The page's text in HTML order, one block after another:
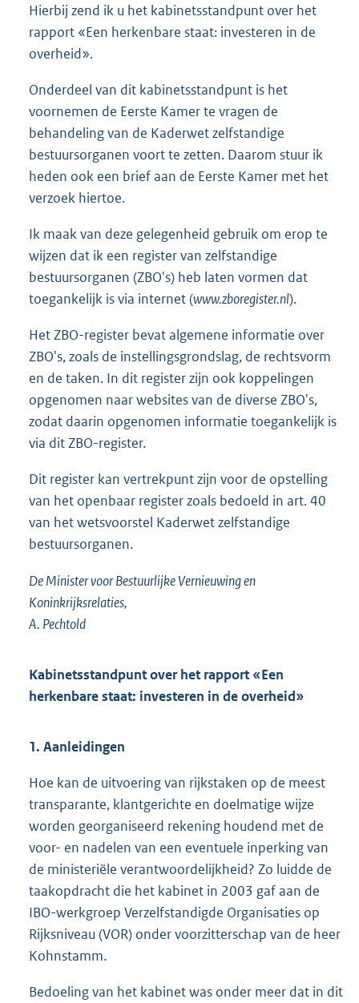
Hierbij zend ik u het kabinetsstandpunt over het
rapport «Een herkenbare staat: investeren in de
overheid».
Onderdeel van dit kabinetsstandpunt is het
voornemen de Eerste Kamer te vragen de
behandeling van de Kaderwet zelfstandige
bestuursorganen voort te zetten. Daarom stuur ik
heden ook een brief aan de Eerste Kamer met het
verzoek hiertoe.
Ik maak van deze gelegenheid gebruik om erop te
wijzen dat ik een register van zelfstandige
bestuursorganen (ZBO's) heb laten vormen dat
toegankelijk is via internet (www.zboregister.nl).
Het ZBO-register bevat algemene informatie over
ZBO's, zoals de instellingsgrondslag, de rechtsvorm
en de taken. In dit register zijn ook koppelingen
opgenomen naar websites van de diverse ZBO's,
zodat daarin opgenomen informatie toegankelijk is
via dit ZBO-register.
Dit register kan vertrekpunt zijn voor de opstelling
van het openbaar register zoals bedoeld in art. 40
van het wetsvoorstel Kaderwet zelfstandige
bestuursorganen.
De Minister voor Bestuurlijke Vernieuwing en
Koninkrijksrelaties,
A. Pechtold
Kabinetsstandpunt over het rapport «Een
herkenbare staat: investeren in de overheid»
1. Aanleidingen
Hoe kan de uitvoering van rijkstaken op de meest
transparante, klantgerichte en doelmatige wijze
worden georganiseerd rekening houdend met de
voor- en nadelen van een eventuele inperking van
de ministeriële verantwoordelijkheid? Zo luidde de
taakopdracht die het kabinet in 2003 gaf aan de
IBO-werkgroep Verzelfstandigde Organisaties op
Rijksniveau (VOR) onder voorzitterschap van de heer
Kohnstamm.
Bedoeling van het kabinet was onder meer dat in dit